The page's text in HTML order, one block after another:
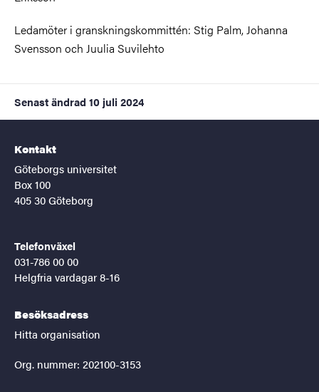
Ledamöter i granskningskommittén: Stig Palm, Johanna
Svensson och Juulia Suvilehto
Senast ändrad 10 juli 2024
Kontakt
Göteborgs universitet
Box 100
405 30 Göteborg
Telefonväxel
031-786 00 00
Helgfria vardagar 8-16
Besöksadress
Hitta organisation
Org. nummer: 202100-3153